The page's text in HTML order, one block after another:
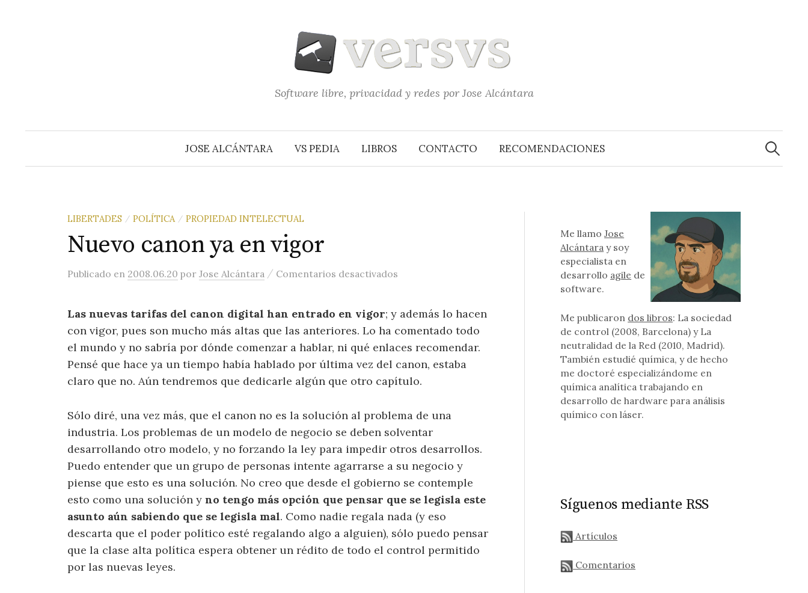
Software libre, privacidad y redes por Jose Alcántara
JOSE ALCÁNTARA VS PEDIA LIBROS CONTACTO RECOMENDACIONES
Buscar:
LIBERTADES / POLÍTICA / PROPIEDAD INTELECTUAL
Nuevo canon ya en vigor
Publicado en 2008.06.20 por Jose Alcántara / Comentarios desactivados
Las nuevas tarifas del canon digital han entrado en vigor; y además lo hacen
con vigor, pues son mucho más altas que las anteriores. Lo ha comentado todo
el mundo y no sabría por dónde comenzar a hablar, ni qué enlaces recomendar.
Pensé que hace ya un tiempo había hablado por última vez del canon, estaba
claro que no. Aún tendremos que dedicarle algún que otro capítulo.
Sólo diré, una vez más, que el canon no es la solución al problema de una
industria. Los problemas de un modelo de negocio se deben solventar
desarrollando otro modelo, y no forzando la ley para impedir otros desarrollos.
Puedo entender que un grupo de personas intente agarrarse a su negocio y
piense que esto es una solución. No creo que desde el gobierno se contemple
esto como una solución y no tengo más opción que pensar que se legisla este
asunto aún sabiendo que se legisla mal. Como nadie regala nada (y eso
descarta que el poder político esté regalando algo a alguien), sólo puedo pensar
que la clase alta política espera obtener un rédito de todo el control permitido
por las nuevas leyes.
Me llamoJose
Alcántara y soy
especialista en
desarrollo agile de
software.
Me publicaron dos libros: La sociedad
de control (2008, Barcelona) y La
neutralidad de la Red (2010, Madrid).
También estudié química, y de hecho
me doctoré especializándome en
química analítica trabajando en
desarrollo de hardware para análisis
químico con láser.
Síguenos mediante RSS
Artículos
Comentarios